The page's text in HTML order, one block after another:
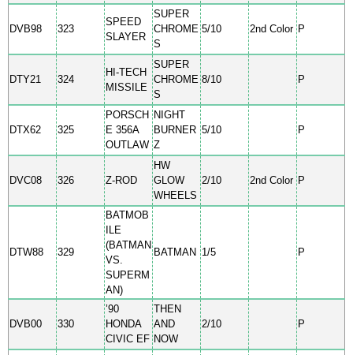
DVB98 323
SPEED
SLAYER
SUPER
CHROME
S
5/10 2nd Color P
DTY21 324
HI-TECH
MISSILE
SUPER
CHROME
S
8/10 P
DTX62 325
PORSCH
E 356A
OUTLAW
NIGHT
BURNER
Z
5/10 P
DVC08 326 Z-ROD
HW
GLOW
WHEELS
2/10 2nd Color P
DTW88 329
BATMOB
ILE
(BATMAN
VS.
SUPERM
AN)
BATMAN 1/5 P
DVB00 330
’90
HONDA
CIVIC EF
THEN
AND
NOW
2/10 P